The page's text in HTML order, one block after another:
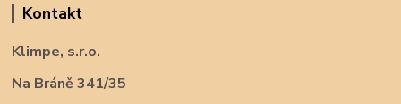
Kontakt
Klimpe, s.r.o.
Na Bráně 341/35